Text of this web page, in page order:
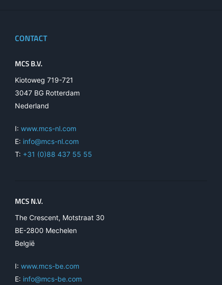
CONTACT
MCS B.V.
Kiotoweg 719-721
3047 BG Rotterdam
Nederland
I: www.mcs-nl.com
E: info@mcs-nl.com
T: +31 (0)88 437 55 55
MCS N.V.
The Crescent, Motstraat 30
BE-2800 Mechelen
België
I: www.mcs-be.com
E: info@mcs-be.com